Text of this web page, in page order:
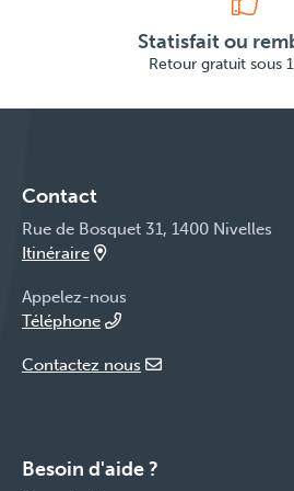
Statisfait ou
Retour gratuit sous
Contact
Rue de Bosquet 31, 1400 Nivelles
Itinéraire
Appelez-nous
Téléphone
Contactez nous
Besoin d'aide ?